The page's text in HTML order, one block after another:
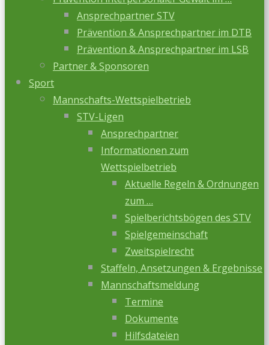
Ansprechpartner STV
Prävention & Ansprechpartner im DTB
Prävention & Ansprechpartner im LSB
Partner & Sponsoren
Sport
Mannschafts-Wettspielbetrieb
STV-Ligen
Ansprechpartner
Informationen zum
Wettspielbetrieb
Aktuelle Regeln & Ordnungen
zum …
Spielberichtsbögen des STV
Spielgemeinschaft
Zweitspielrecht
Staffeln, Ansetzungen & Ergebnisse
Mannschaftsmeldung
Termine
Dokumente
Hilfsdateien